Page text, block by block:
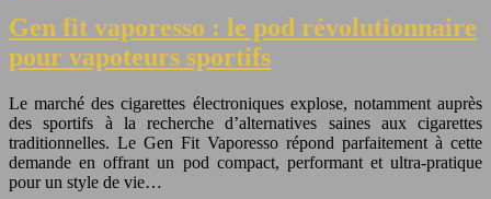
Gen fit vaporesso : le pod révolutionnaire
pour vapoteurs sportifs
Le marché des cigarettes électroniques explose, notamment auprès
des sportifs à la recherche d’alternatives saines aux cigarettes
traditionnelles. Le Gen Fit Vaporesso répond parfaitement à cette
demande en offrant un pod compact, performant et ultra-pratique
pour un style de vie…